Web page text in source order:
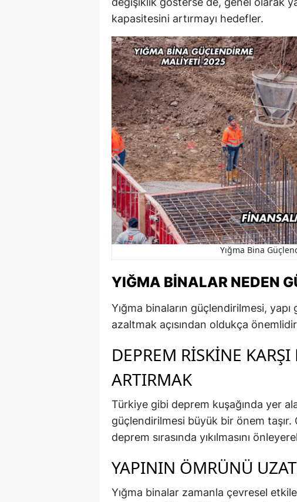
kapasitesini artırmayı hedefler.
Yığma Bina
YIĞMA BINALAR NEDEN
Yığma binaların güçlendirilmesi,
azaltmak açısından oldukça
DEPREM RISKINE
ARTIRMAK
Türkiye gibi deprem kuşağında yer
güçlendirilmesi büyük bir önem taşır.
deprem sırasında yıkılmasını
YAPININ ÖMRÜNÜ
Yığma binalar zamanla çevresel